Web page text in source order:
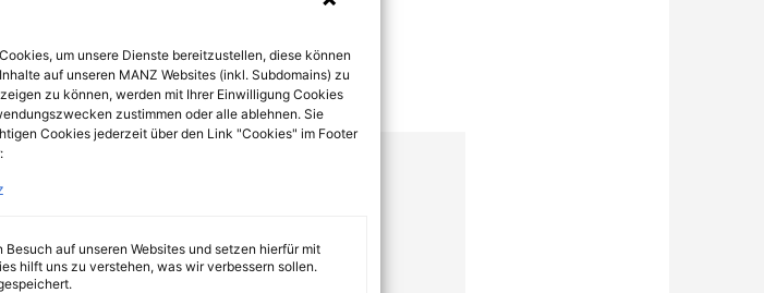
um unsere Dienste bereitzustellen, diese können
auf unseren MANZ Websites (inkl. Subdomains) zu
zu können, werden mit Ihrer Einwilligung Cookies
zustimmen oder alle ablehnen. Sie
Cookies jederzeit über den Link "Cookies" im Footer
Besuch auf unseren Websites und setzen hierfür mit
hilft uns zu verstehen, was wir verbessern sollen.